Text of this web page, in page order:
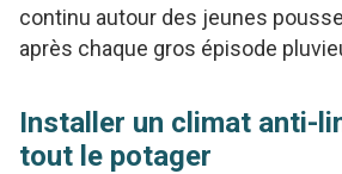
continu autour des jeunes
après chaque gros épisode
Installer un climat anti-
tout le potager